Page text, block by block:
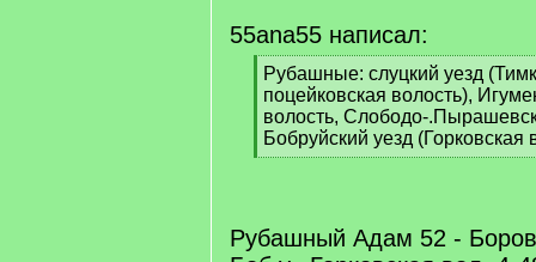
55ana55 написал:
[
q
]
Рубашные: слуцкий уезд
поцейковская волость),
волость, Слободо-
Бобруйский уезд (Горковская
[
]
Рубашный Адам 52 -